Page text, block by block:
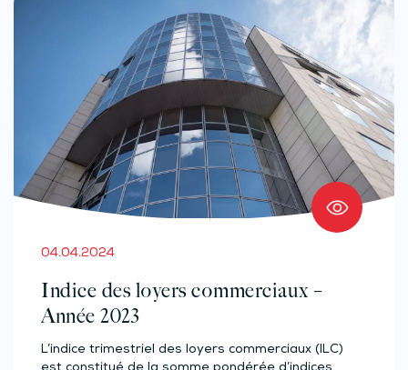
04.04.2024
Indice des loyers commerciaux –
Année 2023
L’indice trimestriel des loyers commerciaux (ILC)